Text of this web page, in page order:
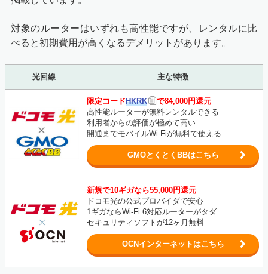
対象のルーターはいずれも高性能ですが、レンタルに比
べると初期費用が高くなるデメリットがあります。
光回線 主な特徴
限定コードHKRK
で84,000円還元
高性能ルーターが無料レンタルできる
利用者からの評価が極めて高い
開通までモバイルWi-Fiが無料で使える
GMOとくとくBBはこちら
新規で10ギガなら55,000円還元
ドコモ光の公式プロバイダで安心
1ギガならWi-Fi 6対応ルーターがタダ
セキュリティソフトが12ヶ月無料
OCNインターネットはこちら